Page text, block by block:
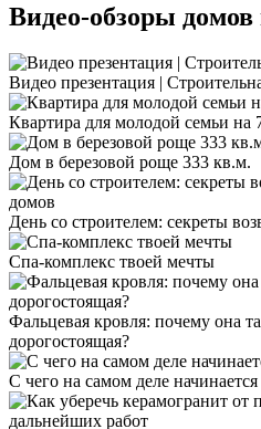
Видео-обзоры домов
Видео презентация |
Квартира для молодой семьи на
Дом в березовой роще 333 кв.м.
День со строителем: секреты
Спа-комплекс твоей мечты
Фальцевая кровля: почему она
дорогостоящая?
С чего на самом деле начинается